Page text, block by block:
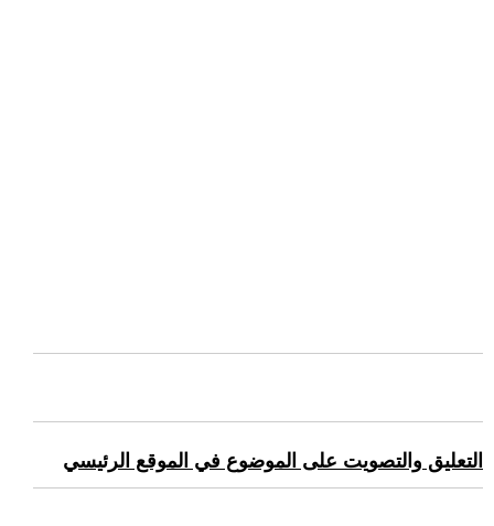
التعليق والتصويت على الموضوع في الموقع الرئيسي